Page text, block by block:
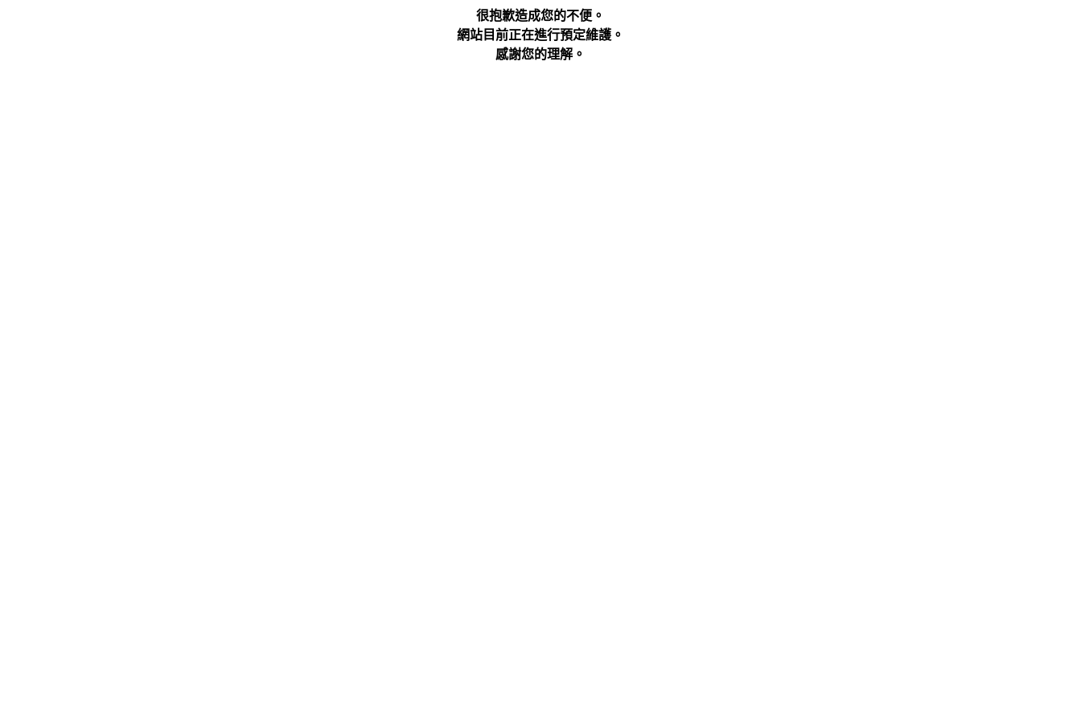
很抱歉造成您的不便。
網站目前正在進行預定維護。
感謝您的理解。